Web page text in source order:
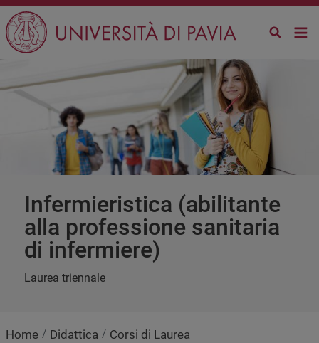
Salta al contenuto principale
infermieristica (abilitante
alla professione sanitaria
di infermiere)
Laurea triennale
Home Didattica Corsi di Laurea